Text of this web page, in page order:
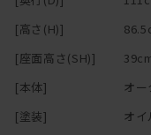
す。）
また、模様替えや季節の
ます。
パッと明るくナチュラル
と幸いです。
※「節少なめ」のご注文
おります。
[高さ(H)]
[座面高さ(SH)]
[本体]
オ
[塗装]
オ